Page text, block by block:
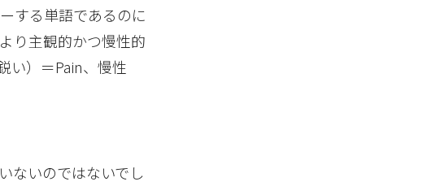
する単語であるのに
り主観的かつ慢性的
い）＝Pain、慢性
ないのではないでし